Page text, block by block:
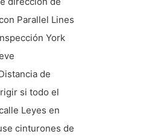
Parallel Lines
York
de
si todo el
Leyes en
cinturones de